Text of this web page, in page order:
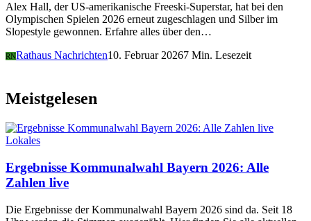
Alex Hall, der US-amerikanische Freeski-Superstar, hat bei den
Olympischen Spielen 2026 erneut zugeschlagen und Silber im
Slopestyle gewonnen. Erfahre alles über den…
RNRathaus Nachrichten10. Februar 20267 Min. Lesezeit
Meistgelesen
Lokales
Ergebnisse Kommunalwahl Bayern 2026: Alle
Zahlen live
Die Ergebnisse der Kommunalwahl Bayern 2026 sind da. Seit 18